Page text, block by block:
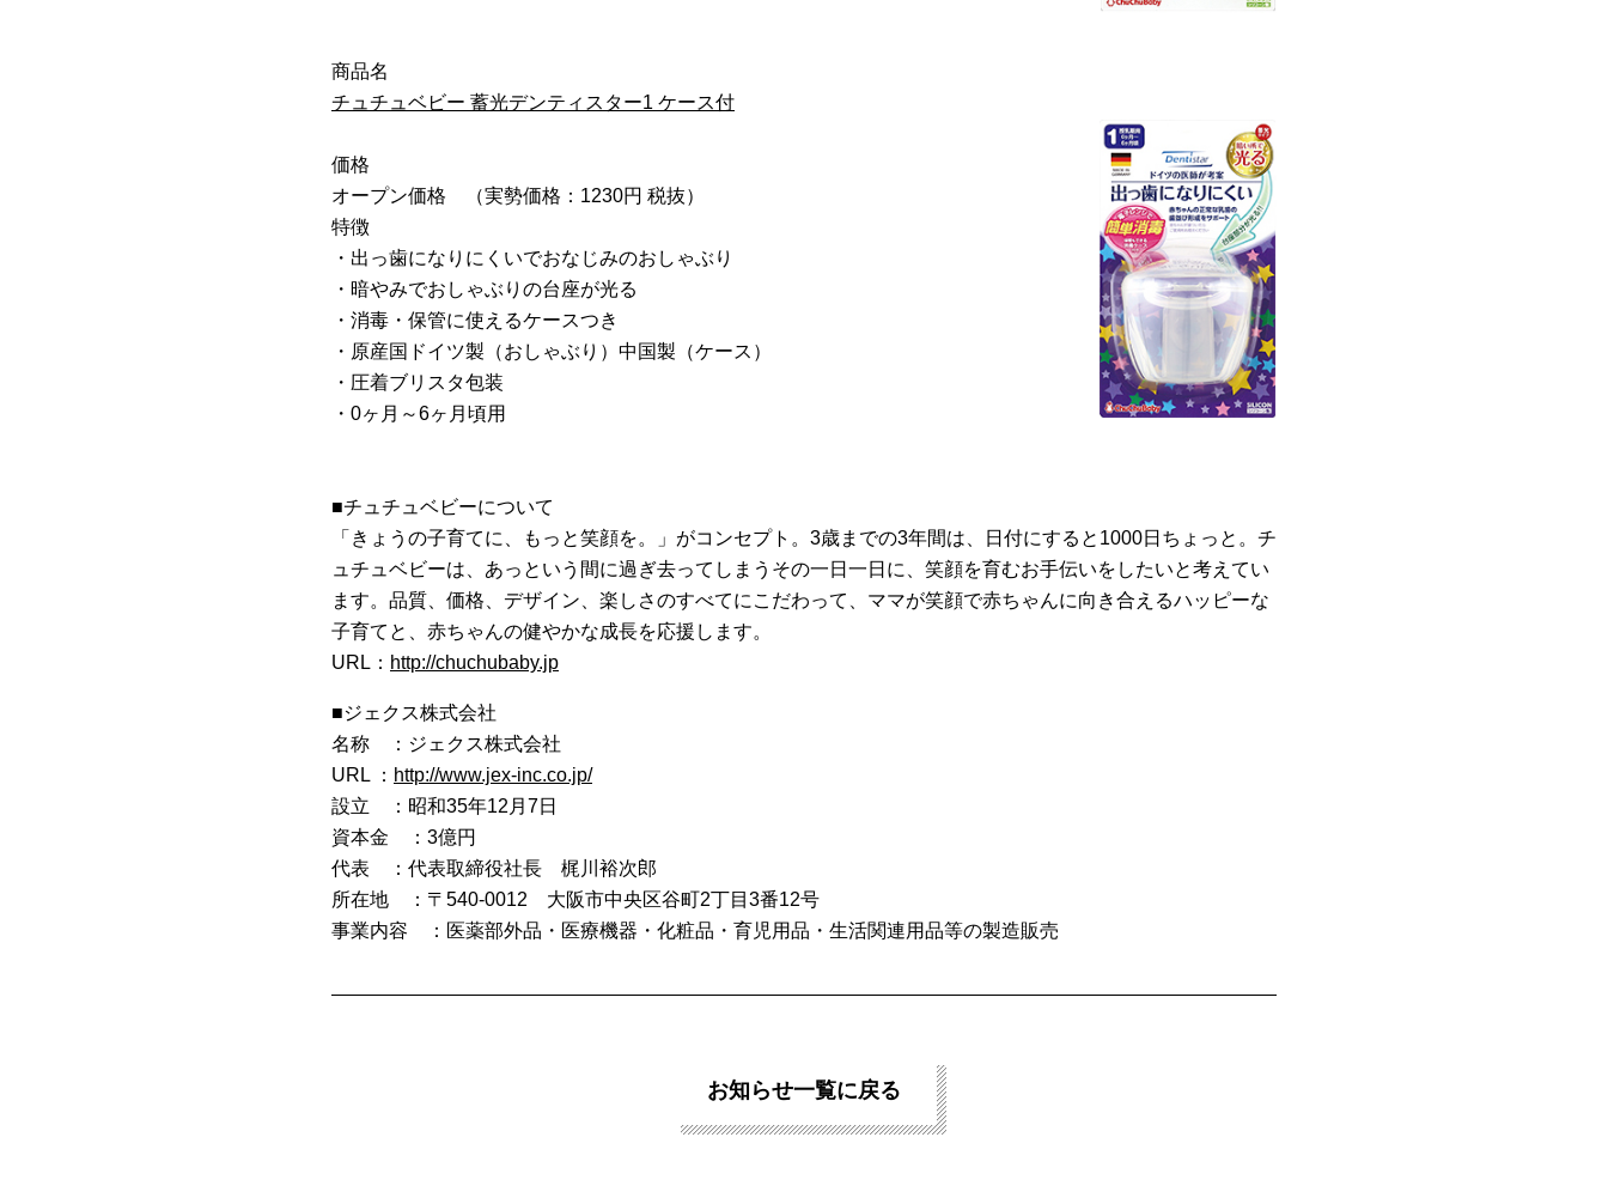
商品名
チュチュベビー 蓄光デンティスター1 ケース付
価格
オープン価格 （実勢価格：1230円 税抜）
特徴
・出っ歯になりにくいでおなじみのおしゃぶり
・暗やみでおしゃぶりの台座が光る
・消毒・保管に使えるケースつき
・原産国ドイツ製（おしゃぶり）中国製（ケース）
・圧着ブリスタ包装
・0ヶ月～6ヶ月頃用
■チュチュベビーについて
「きょうの子育てに、もっと笑顔を。」がコンセプト。3歳までの3年間は、日付にすると1000日ちょっと。チ
ュチュベビーは、あっという間に過ぎ去ってしまうその一日一日に、笑顔を育むお手伝いをしたいと考えてい
ます。品質、価格、デザイン、楽しさのすべてにこだわって、ママが笑顔で赤ちゃんに向き合えるハッピーな
子育てと、赤ちゃんの健やかな成長を応援します。
URL： http://chuchubaby.jp
■ジェクス株式会社
名称 ：ジェクス株式会社
URL ： http://www.jex-inc.co.jp/
設立 ：昭和35年12月7日
資本金 ：3億円
代表 ：代表取締役社長 梶川裕次郎
所在地 ：〒540-0012 大阪市中央区谷町2丁目3番12号
事業内容 ：医薬部外品・医療機器・化粧品・育児用品・生活関連用品等の製造販売
お知らせ一覧に戻る